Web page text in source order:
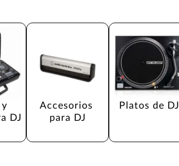
DJ
Accesorios
para DJ
Platos de DJ